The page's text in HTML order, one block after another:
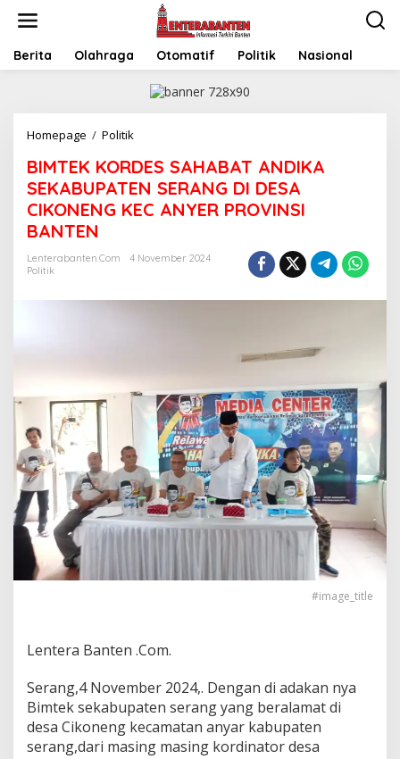
Berita Olahraga Otomatif Politik Nasional
Homepage / Politik
SAHABAT
ANDIKA
SEKABUPATEN
SERANG
CIKONENG
BIMTEK KORDES SAHABAT ANDIKA
SEKABUPATEN SERANG DI DESA
CIKONENG KEC ANYER PROVINSI
BANTEN
Lenterabanten.com
4 November 2024
Politik
#image_title
Lentera Banten .Com.
Serang,4 November 2024,. Dengan di adakan nya
Bimtek sekabupaten serang yang beralamat di
desa Cikoneng kecamatan anyar kabupaten
serang,dari masing masing kordinator desa